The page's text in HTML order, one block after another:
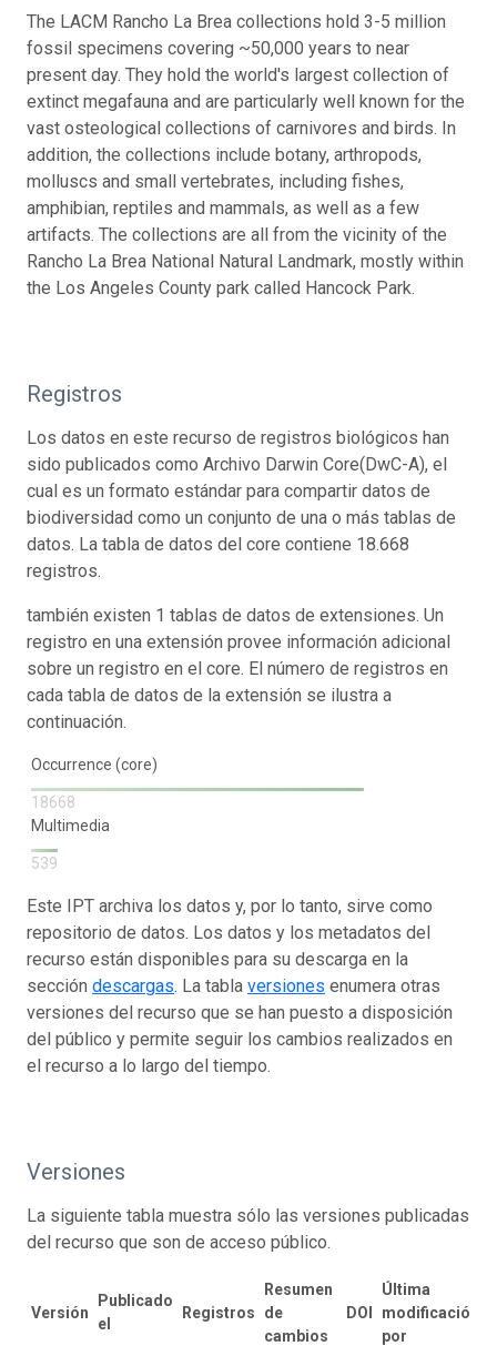
The LACM Rancho La Brea collections hold 3-5 million
fossil specimens covering ~50,000 years to near
present day. They hold the world's largest collection of
extinct megafauna and are particularly well known for the
vast osteological collections of carnivores and birds. In
addition, the collections include botany, arthropods,
molluscs and small vertebrates, including fishes,
amphibian, reptiles and mammals, as well as a few
artifacts. The collections are all from the vicinity of the
Rancho La Brea National Natural Landmark, mostly within
the Los Angeles County park called Hancock Park.
Registros
Los datos en este recurso de registros biológicos han
sido publicados como Archivo Darwin Core(DwC-A), el
cual es un formato estándar para compartir datos de
biodiversidad como un conjunto de una o más tablas de
datos. La tabla de datos del core contiene 18.668
registros.
también existen 1 tablas de datos de extensiones. Un
registro en una extensión provee información adicional
sobre un registro en el core. El número de registros en
cada tabla de datos de la extensión se ilustra a
continuación.
Occurrence (core)
18668
Multimedia
539
Este IPT archiva los datos y, por lo tanto, sirve como
repositorio de datos. Los datos y los metadatos del
recurso están disponibles para su descarga en la
sección descargas. La tabla versiones enumera otras
versiones del recurso que se han puesto a disposición
del público y permite seguir los cambios realizados en
el recurso a lo largo del tiempo.
Versiones
La siguiente tabla muestra sólo las versiones publicadas
del recurso que son de acceso público.
Versión
Publicado
el
Registros
Resumen
de
cambios
DOI
Última
modificación
por